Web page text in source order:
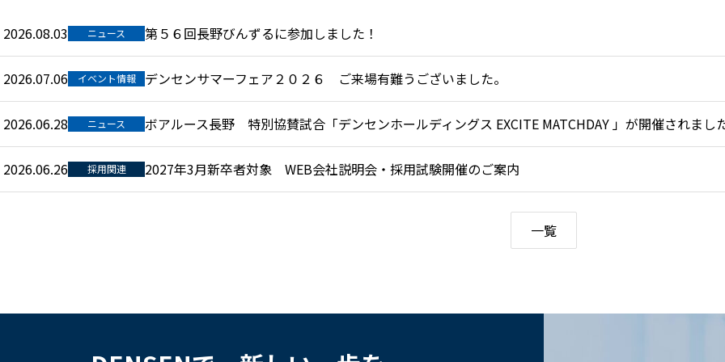
2026.08.03 ニュース 第５６回長野びんずるに参加しました！
2026.07.06 イベント情報 デンセンサマーフェア２０２６ ご来場有難うございました。
2026.06.28 ニュース ボアルース長野 特別協賛試合「デンセンホールディングス EXCITE MATCHDAY 」が開催されまし
2026.06.26 採用関連 2027年3月新卒者対象 WEB会社説明会・採用試験開催のご案内
一覧